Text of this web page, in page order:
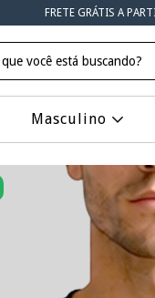
FRETE GRÁTIS A
Masculino